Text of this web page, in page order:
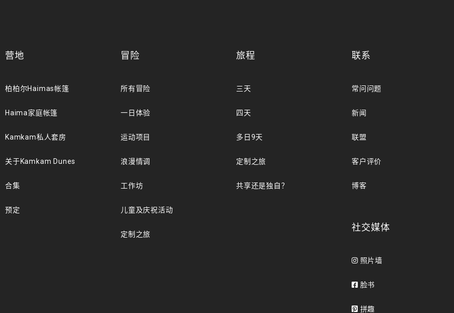
营地
柏柏尔Haimas帐篷
Haima家庭帐篷
Kamkam私人套房
关于Kamkam Dunes
合集
预定
冒险
所有冒险
一日体验
运动项目
浪漫情调
工作坊
儿童及庆祝活动
定制之旅
旅程
三天
四天
多日9天
定制之旅
共享还是独自？
联系
常问问题
新闻
联盟
客户评价
博客
社交媒体
照片墙
脸书
拼趣